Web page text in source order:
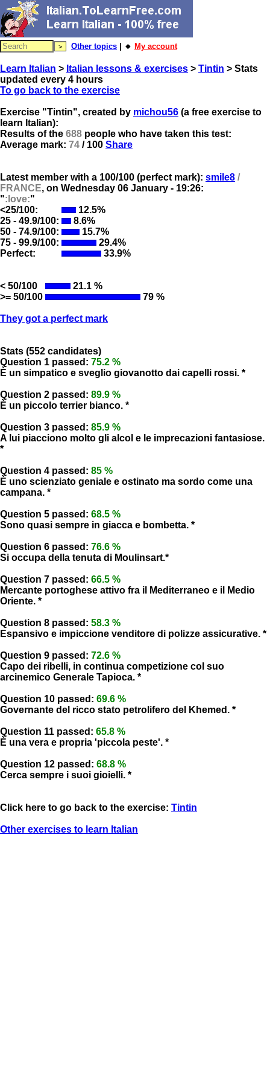
Other topics | 🔸 My account
Learn Italian > Italian lessons & exercises > Tintin > Stats
updated every 4 hours
To go back to the exercise
Exercise "Tintin", created by michou56 (a free exercise to
learn Italian):
Results of the 688 people who have taken this test:
Average mark: 74 / 100 Share
Latest member with a 100/100 (perfect mark): smile8 /
FRANCE, on Wednesday 06 January - 19:26:
":love:"
<25/100:
12.5%
25 - 49.9/100:
8.6%
50 - 74.9/100:
15.7%
75 - 99.9/100:
29.4%
Perfect:
33.9%
< 50/100
21.1 %
>= 50/100
79 %
They got a perfect mark
Stats (552 candidates)
Question 1 passed: 75.2 %
È un simpatico e sveglio giovanotto dai capelli rossi. *
Question 2 passed: 89.9 %
È un piccolo terrier bianco. *
Question 3 passed: 85.9 %
A lui piacciono molto gli alcol e le imprecazioni fantasiose.
*
Question 4 passed: 85 %
È uno scienziato geniale e ostinato ma sordo come una
campana. *
Question 5 passed: 68.5 %
Sono quasi sempre in giacca e bombetta. *
Question 6 passed: 76.6 %
Si occupa della tenuta di Moulinsart.*
Question 7 passed: 66.5 %
Mercante portoghese attivo fra il Mediterraneo e il Medio
Oriente. *
Question 8 passed: 58.3 %
Espansivo e impiccione venditore di polizze assicurative. *
Question 9 passed: 72.6 %
Capo dei ribelli, in continua competizione col suo
arcinemico Generale Tapioca. *
Question 10 passed: 69.6 %
Governante del ricco stato petrolifero del Khemed. *
Question 11 passed: 65.8 %
È una vera e propria 'piccola peste'. *
Question 12 passed: 68.8 %
Cerca sempre i suoi gioielli. *
Click here to go back to the exercise: Tintin
Other exercises to learn Italian